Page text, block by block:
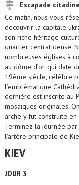
Escapade
Ce matin, nous vous
découvrir la capitale
son riche héritage
quartier central dense.
nombreuses églises à
au dôme d’or, qui date
19ème siècle, célèbre
l’emblématique
dernière est inscrite au
mosaïques originales.
arche y fut construite
Terminez la journée
l’artère principale de
KIEV
JOUR 3